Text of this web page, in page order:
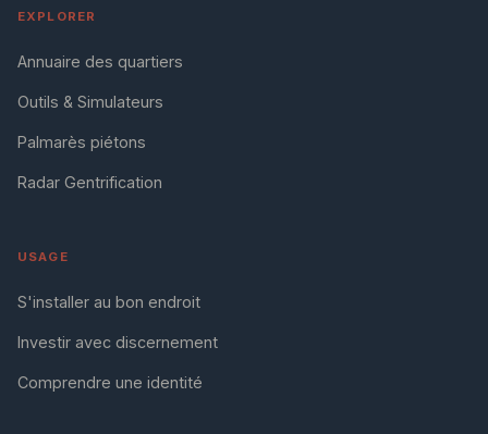
EXPLORER
Annuaire des quartiers
Outils & Simulateurs
Palmarès piétons
Radar Gentrification
USAGE
S'installer au bon endroit
Investir avec discernement
Comprendre une identité